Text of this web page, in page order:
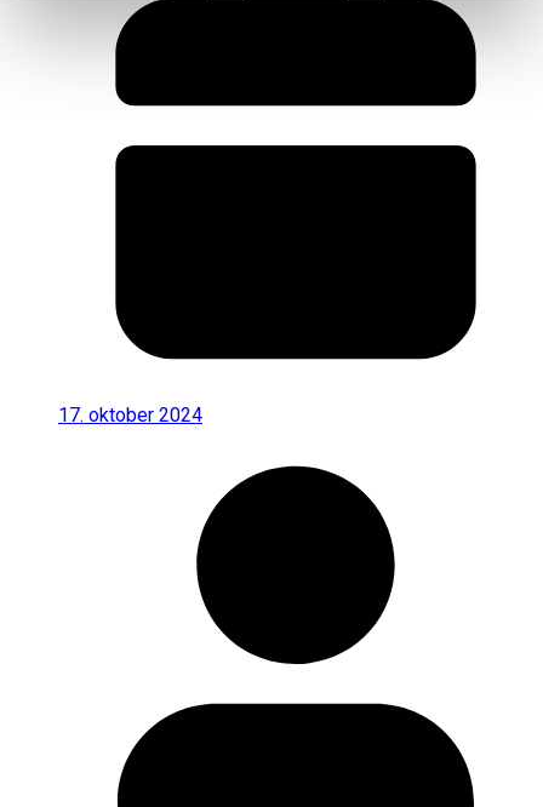
17. oktober 2024